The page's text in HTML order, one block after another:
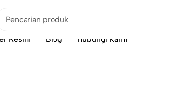
Resmi Blog Hubungi Kami